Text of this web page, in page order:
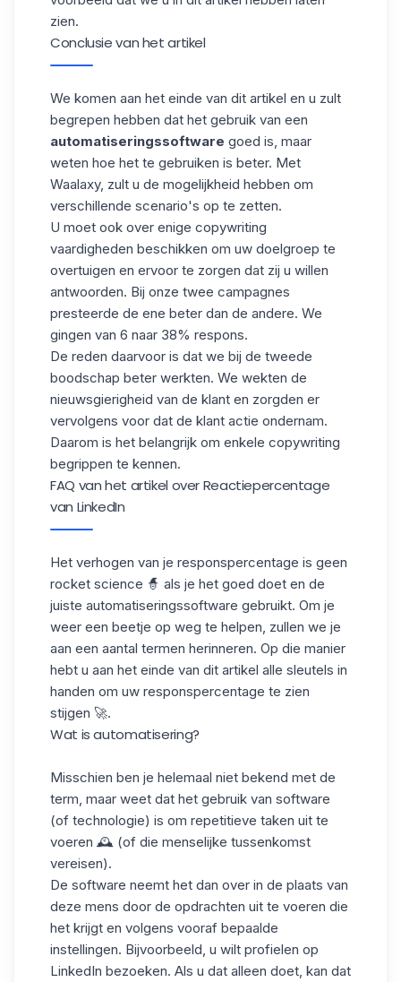
zien.
Conclusie van het artikel
We komen aan het einde van dit artikel en u zult
begrepen hebben dat het gebruik van een
automatiseringssoftware goed is, maar
weten hoe het te gebruiken is beter. Met
Waalaxy, zult u de mogelijkheid hebben om
verschillende scenario's op te zetten.
U moet ook over enige copywriting
vaardigheden beschikken om uw doelgroep te
overtuigen en ervoor te zorgen dat zij u willen
antwoorden. Bij onze twee campagnes
presteerde de ene beter dan de andere. We
gingen van 6 naar 38% respons.
De reden daarvoor is dat we bij de tweede
boodschap beter werkten. We wekten de
nieuwsgierigheid van de klant en zorgden er
vervolgens voor dat de klant actie ondernam.
Daarom is het belangrijk om enkele copywriting
begrippen te kennen.
FAQ van het artikel over Reactiepercentage
van LinkedIn
Het verhogen van je responspercentage is geen
rocket science 🧙 als je het goed doet en de
juiste automatiseringssoftware gebruikt. Om je
weer een beetje op weg te helpen, zullen we je
aan een aantal termen herinneren. Op die manier
hebt u aan het einde van dit artikel alle sleutels in
handen om uw responspercentage te zien
stijgen 🚀.
Wat is automatisering?
Misschien ben je helemaal niet bekend met de
term, maar weet dat het gebruik van software
(of technologie) is om repetitieve taken uit te
voeren 🕰️ (of die menselijke tussenkomst
vereisen).
De software neemt het dan over in de plaats van
deze mens door de opdrachten uit te voeren die
het krijgt en volgens vooraf bepaalde
instellingen. Bijvoorbeeld, u wilt profielen op
LinkedIn bezoeken. Als u dat alleen doet, kan dat